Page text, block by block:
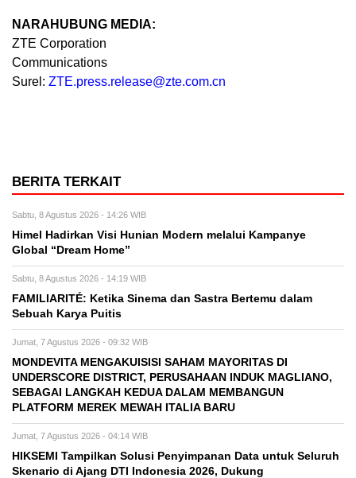
NARAHUBUNG MEDIA:
ZTE Corporation
Communications
Surel: ZTE.press.release@zte.com.cn
BERITA TERKAIT
Sabtu, 8 Agustus 2026 - 14:26 WIB
Himel Hadirkan Visi Hunian Modern melalui Kampanye
Global “Dream Home”
Sabtu, 8 Agustus 2026 - 14:19 WIB
FAMILIARITÉ: Ketika Sinema dan Sastra Bertemu dalam
Sebuah Karya Puitis
Jumat, 7 Agustus 2026 - 09:32 WIB
MONDEVITA MENGAKUISISI SAHAM MAYORITAS DI
UNDERSCORE DISTRICT, PERUSAHAAN INDUK MAGLIANO,
SEBAGAI LANGKAH KEDUA DALAM MEMBANGUN
PLATFORM MEREK MEWAH ITALIA BARU
Jumat, 7 Agustus 2026 - 04:14 WIB
HIKSEMI Tampilkan Solusi Penyimpanan Data untuk Seluruh
Skenario di Ajang DTI Indonesia 2026, Dukung